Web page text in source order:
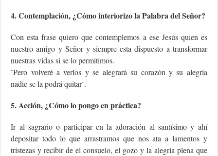
4. Contemplación, ¿Cómo interiorizo la Palabra del Señor?
Con esta frase quiero que contemplemos a ese Jesús quien es
nuestro amigo y Señor y siempre esta dispuesto a transformar
nuestras vidas si se lo permitimos.
¨Pero volveré a verlos y se alegrará su corazón y su alegría
nadie se la podrá quitar¨.
5. Acción, ¿Cómo lo pongo en práctica?
Ir al sagrario o participar en la adoración al santísimo y ahí
depositar todo lo que arrastramos que nos ata a lamentos y
tristezas y recibir de el consuelo, el gozo y la alegría plena que